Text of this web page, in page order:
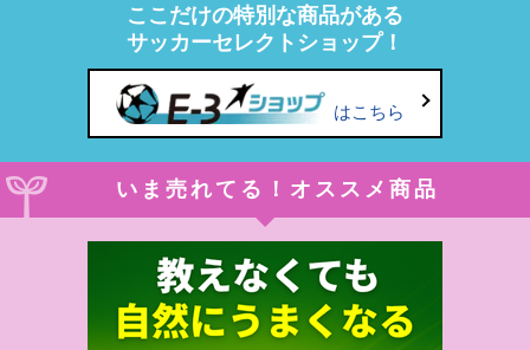
ここだけの特別な商品がある
サッカーセレクトショップ！
はこちら
いま売れてる！オススメ商品